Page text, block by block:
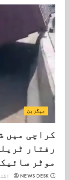
میگزین
کراچی میں
رفتار
موٹر
NEWS DESK اکتوبر